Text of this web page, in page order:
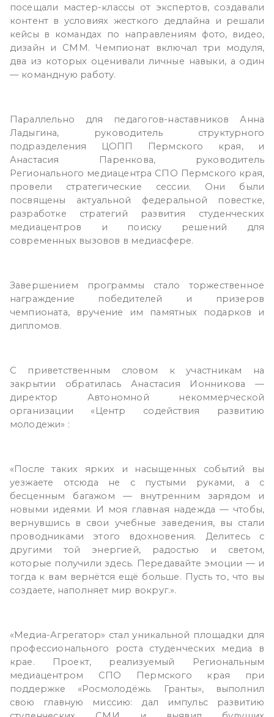
посещали мастер-классы от экспертов, создавали
контент в условиях жесткого дедлайна и решали
кейсы в командах по направлениям фото, видео,
дизайн и СMM. Чемпионат включал три модуля,
два из которых оценивали личные навыки, а один
— командную работу.
Параллельно для педагогов-наставников Анна
Ладыгина, руководитель структурного
подразделения ЦОПП Пермского края, и
Анастасия Паренкова, руководитель
Регионального медиацентра СПО Пермского края,
провели стратегические сессии. Они были
посвящены актуальной федеральной повестке,
разработке стратегий развития студенческих
медиацентров и поиску решений для
современных вызовов в медиасфере.
Завершением программы стало торжественное
награждение победителей и призеров
чемпионата, вручение им памятных подарков и
дипломов.
С приветственным словом к участникам на
закрытии обратилась Анастасия Ионникова —
директор Автономной некоммерческой
организации «Центр содействия развитию
молодежи» :
«После таких ярких и насыщенных событий вы
уезжаете отсюда не с пустыми руками, а с
бесценным багажом — внутренним зарядом и
новыми идеями. И моя главная надежда — чтобы,
вернувшись в свои учебные заведения, вы стали
проводниками этого вдохновения. Делитесь с
другими той энергией, радостью и светом,
которые получили здесь. Передавайте эмоции — и
тогда к вам вернётся ещё больше. Пусть то, что вы
создаете, наполняет мир вокруг.».
«Медиа-Агрегатор» стал уникальной площадки для
профессионального роста студенческих медиа в
крае. Проект, реализуемый Региональным
медиацентром СПО Пермского края при
поддержке «Росмолодёжь. Гранты», выполнил
свою главную миссию: дал импульс развитию